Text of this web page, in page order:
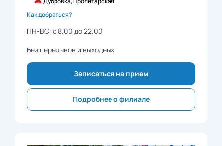
Как добраться?
ПН-ВС: с 8.00 до 22.00
Без перерывов и выходных
Записаться на прием
Подробнее о филиале